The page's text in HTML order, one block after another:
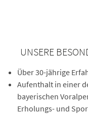
UNSERE
Über 30-jährige
Aufenthalt in einer
bayerischen
Erholungs- und